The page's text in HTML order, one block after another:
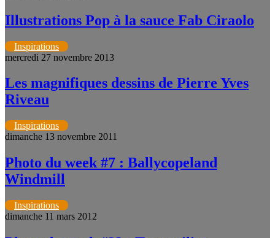
Illustrations Pop à la sauce Fab Ciraolo
Inspirations
mercredi 27 novembre 2013
Les magnifiques dessins de Pierre Yves
Riveau
Inspirations
dimanche 13 novembre 2011
Photo du week #7 : Ballycopeland
Windmill
Inspirations
dimanche 11 mars 2012